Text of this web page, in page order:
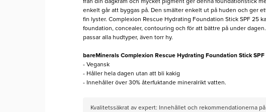
från din dagkräm och mycket pigment ger denna foundationstick
enkelt går att byggas på. Den smälter enkelt ut på huden och ger
fin lyster. Complexion Rescue Hydrating Foundation Stick SPF 25
foundation, concealer, contouring och för att bättre på under
passar alla hudtyper, även torr hy.
bareMinerals Complexion Rescue Hydrating Foundation Stick SPF
- Vegansk
- Håller hela dagen utan att bli kakig
- Innehåller över 30% återfuktande mineralrikt vatten.
Kvalitetssäkrat av expert: Innehållet och rekommendationerna